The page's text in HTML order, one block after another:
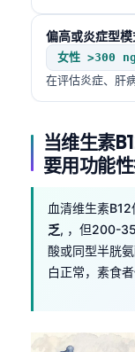
偏高或炎症型模
女性 >300
在评估炎症、肝
当维生素
要用功能
血清维生素
乏, ，但200-
酸或同型半胱
白正常，素食